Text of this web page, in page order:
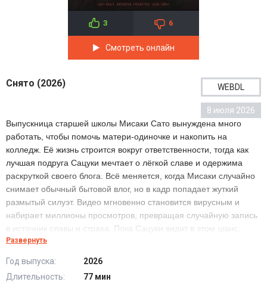
3 6
Смотреть онлайн
Снято (2026) WEBDL
8 июля 2026
Выпускница старшей школы Мисаки Сато вынуждена много
работать, чтобы помочь матери-одиночке и накопить на
колледж. Её жизнь строится вокруг ответственности, тогда как
лучшая подруга Сацуки мечтает о лёгкой славе и одержима
раскруткой своего блога. Всё меняется, когда Мисаки случайно
снимает обычный бытовой влог, но в кадр попадает жуткий
размытый силуэт. Видео мгновенно становится вирусным и
набирает миллионы просмотров, превращая случайную запись
в источник славы и страха. Пока Сацуки видит в этом шанс,
Мисаки всё сильнее сомневается, что силуэт был простой
Развернуть
Год выпуска:
2026
Длительность:
77 мин